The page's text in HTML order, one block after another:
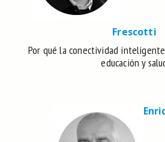
Frescotti
Por qué la conectividad
educación y